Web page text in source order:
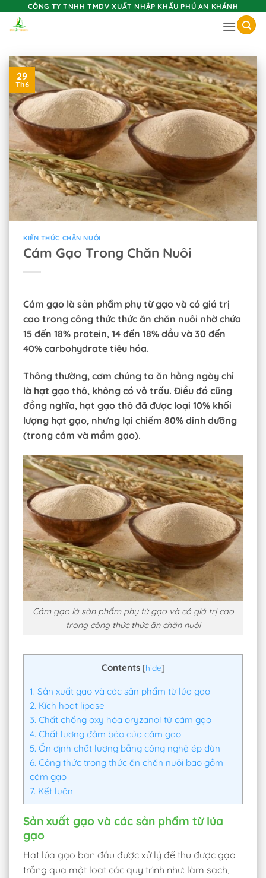
CÔNG TY TNHH TMDV XUẤT NHẬP KHẨU PHÚ AN KHÁNH
29
Th6
KIẾN THỨC CHĂN NUÔI
Cám Gạo Trong Chăn Nuôi
Cám gạo là sản phẩm phụ từ gạo và có giá trị
cao trong công thức thức ăn chăn nuôi nhờ chứa
15 đến 18% protein, 14 đến 18% dầu và 30 đến
40% carbohydrate tiêu hóa.
Thông thường, cơm chúng ta ăn hằng ngày chỉ
là hạt gạo thô, không có vỏ trấu. Điều đó cũng
đồng nghĩa, hạt gạo thô đã được loại 10% khối
lượng hạt gạo, nhưng lại chiếm 80% dinh dưỡng
(trong cám và mầm gạo).
Cám gạo là sản phẩm phụ từ gạo và có giá trị cao
trong công thức thức ăn chăn nuôi
Contents [hide]
1. Sản xuất gạo và các sản phẩm từ lúa gạo
2. Kích hoạt lipase
3. Chất chống oxy hóa oryzanol từ cám gạo
4. Chất lượng đảm bảo của cám gạo
5. Ổn định chất lượng bằng công nghệ ép đùn
6. Công thức trong thức ăn chăn nuôi bao gồm
cám gạo
7. Kết luận
Sản xuất gạo và các sản phẩm từ lúa
gạo
Hạt lúa gạo ban đầu được xử lý để thu được gạo
trắng qua một loạt các quy trình như: làm sạch,